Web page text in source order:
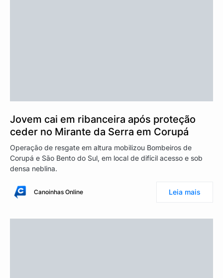
Jovem cai em ribanceira após proteção
ceder no Mirante da Serra em Corupá
Operação de resgate em altura mobilizou Bombeiros de
Corupá e São Bento do Sul, em local de difícil acesso e sob
densa neblina.
Canoinhas Online Leia mais